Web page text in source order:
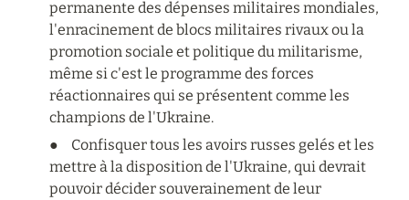
permanente des dépenses militaires mondiales,
l'enracinement de blocs militaires rivaux ou la
promotion sociale et politique du militarisme,
même si c'est le programme des forces
réactionnaires qui se présentent comme les
champions de l'Ukraine.
●	Confisquer tous les avoirs russes gelés et les
mettre à la disposition de l'Ukraine, qui devrait
pouvoir décider souverainement de leur